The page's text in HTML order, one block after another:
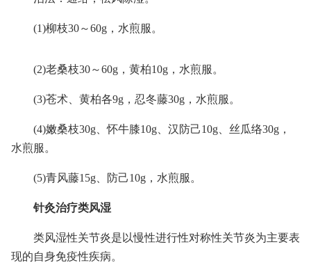
(1)柳枝30～60g，水煎服。
(2)老桑枝30～60g，黄柏10g，水煎服。
(3)苍术、黄柏各9g，忍冬藤30g，水煎服。
(4)嫩桑枝30g、怀牛膝10g、汉防己10g、丝瓜络30g，
水煎服。
(5)青风藤15g、防己10g，水煎服。
针灸治疗类风湿
类风湿性关节炎是以慢性进行性对称性关节炎为主要表
现的自身免疫性疾病。